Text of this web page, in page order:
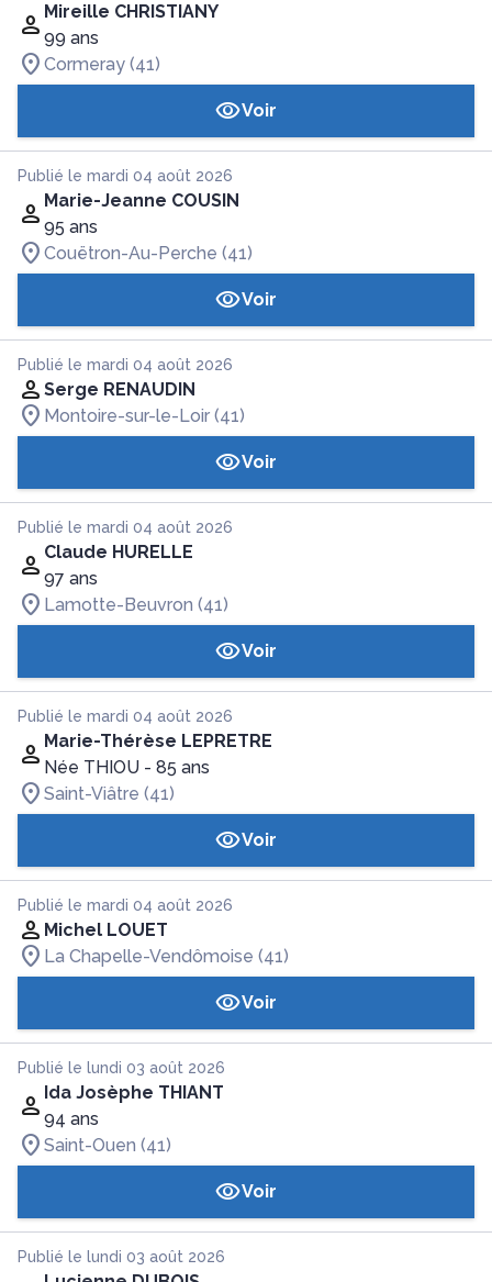
Mireille CHRISTIANY
99 ans
Cormeray (41)
Voir
Publié le mardi 04 août 2026
Marie-Jeanne COUSIN
95 ans
Couëtron-Au-Perche (41)
Voir
Publié le mardi 04 août 2026
Serge RENAUDIN
Montoire-sur-le-Loir (41)
Voir
Publié le mardi 04 août 2026
Claude HURELLE
97 ans
Lamotte-Beuvron (41)
Voir
Publié le mardi 04 août 2026
Marie-Thérèse LEPRETRE
Née THIOU - 85 ans
Saint-Viâtre (41)
Voir
Publié le mardi 04 août 2026
Michel LOUET
La Chapelle-Vendômoise (41)
Voir
Publié le lundi 03 août 2026
Ida Josèphe THIANT
94 ans
Saint-Ouen (41)
Voir
Publié le lundi 03 août 2026